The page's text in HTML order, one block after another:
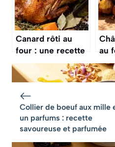
Canard rôti au
four : une recette
savoureuse
au
Collier de boeuf aux mille
un parfums : recette
savoureuse et parfumée